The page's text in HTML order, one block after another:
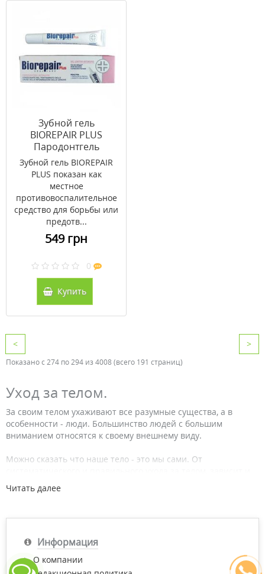
Зубной гель
BIOREPAIR PLUS
Пародонтгель
интенсив 20 мл
Зубной гель BIOREPAIR
PLUS показан как
местное
противовоспалительное
средство для борьбы или
предотв...
549 грн
0
Купить
< >
Показано с 274 по 294 из 4008 (всего 191 страниц)
Уход за телом.
За своим телом ухаживают все разумные существа, а в
особенности - люди. Большинство людей с большим
вниманием относятся к своему внешнему виду.
Можно сказать что наше тело - это мы сами. От
наша молодость, и привлекательность. Особенно это важно
для женщин, которые всегда стремились к совершенству.
телом зависит и наше с вами здоровье. Площадь нашей
представьте себе, 2-мя миллионами потовых желез, функции
которых впечатляют. Тут и выделение пота, и насыщение
тканей кислородом, и выделение углекислого газа. Так как за
Читать далее
Информация
О компании